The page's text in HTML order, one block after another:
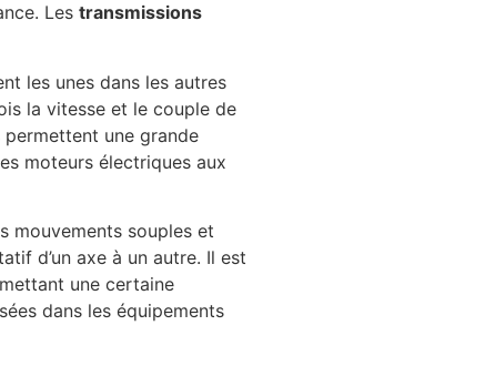
Les transmissions
les unes dans les autres
la vitesse et le couple de
une grande
moteurs électriques aux
mouvements souples et
d’un axe à un autre. Il est
une certaine
dans les équipements